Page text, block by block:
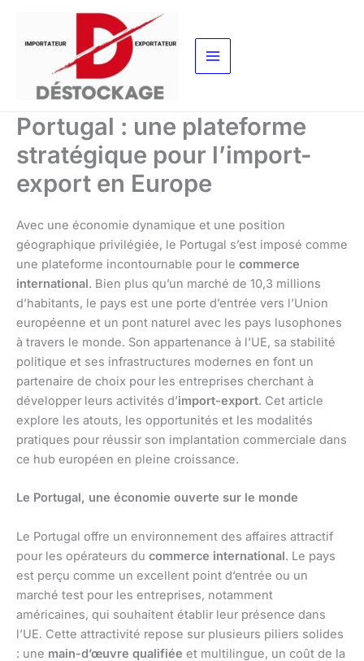
contenu
Portugal : une plateforme
stratégique pour l’import-
export en Europe
Avec une économie dynamique et une position
géographique privilégiée, le Portugal s’est imposé comme
une plateforme incontournable pour le commerce
international. Bien plus qu’un marché de 10,3 millions
d’habitants, le pays est une porte d’entrée vers l’Union
européenne et un pont naturel avec les pays lusophones
à travers le monde. Son appartenance à l’UE, sa stabilité
politique et ses infrastructures modernes en font un
partenaire de choix pour les entreprises cherchant à
développer leurs activités d’import-export. Cet article
explore les atouts, les opportunités et les modalités
pratiques pour réussir son implantation commerciale dans
ce hub européen en pleine croissance.
Le Portugal, une économie ouverte sur le monde
Le Portugal offre un environnement des affaires attractif
pour les opérateurs du commerce international. Le pays
est perçu comme un excellent point d’entrée ou un
marché test pour les entreprises, notamment
américaines, qui souhaitent établir leur présence dans
l’UE. Cette attractivité repose sur plusieurs piliers solides
: une main-d’œuvre qualifiée et multilingue, un coût de la